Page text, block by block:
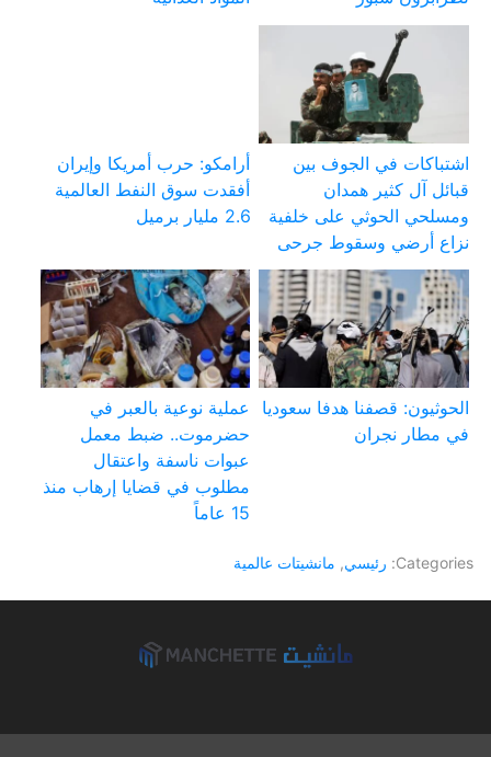
اشتباكات في الجوف بين
قبائل آل كثير همدان
ومسلحي الحوثي على خلفية
نزاع أرضي وسقوط جرحى
أرامكو: حرب أمريكا وإيران
أفقدت سوق النفط العالمية
2.6 مليار برميل
الحوثيون: قصفنا هدفا سعوديا
في مطار نجران
عملية نوعية بالعبر في
حضرموت.. ضبط معمل
عبوات ناسفة واعتقال
مطلوب في قضايا إرهاب منذ
15 عاماً
Categories: رئيسي, مانشيتات عالمية